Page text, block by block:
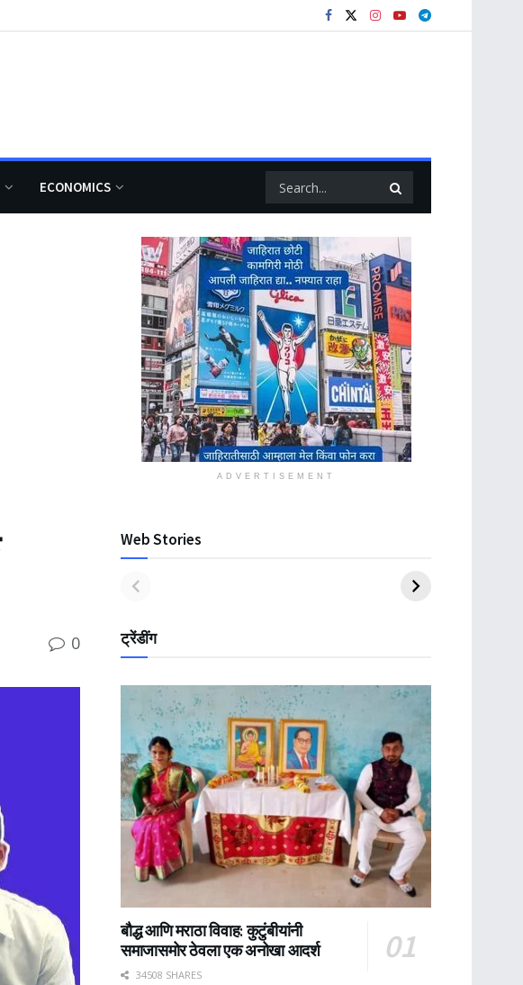
ECONOMICS
0
ADVERTISEMENT
Web Stories
ट्रेंडींग
बौद्ध आणि मराठा विवाह: कुटुंबीयांनी
समाजासमोर ठेवला एक अनोखा आदर्श
34508 SHARES